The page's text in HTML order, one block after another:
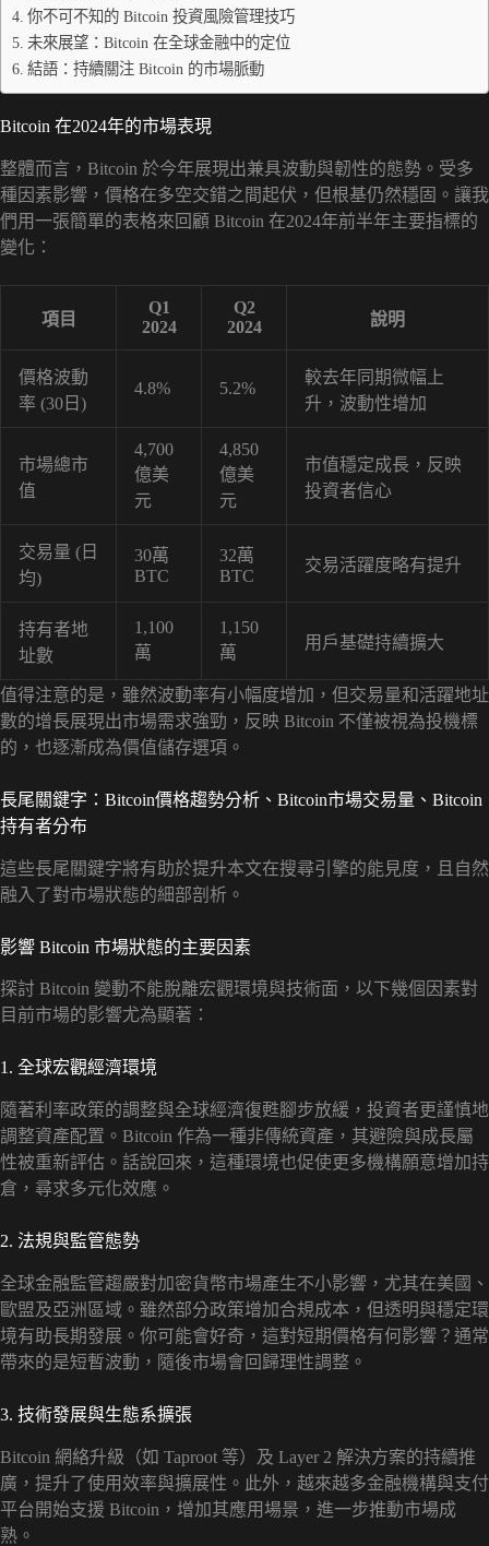
你不可不知的 Bitcoin 投資風險管理技巧
未來展望：Bitcoin 在全球金融中的定位
結語：持續關注 Bitcoin 的市場脈動
Bitcoin 在2024年的市場表現
整體而言，Bitcoin 於今年展現出兼具波動與韌性的態勢。受多
種因素影響，價格在多空交錯之間起伏，但根基仍然穩固。讓我
們用一張簡單的表格來回顧 Bitcoin 在2024年前半年主要指標的
變化：
項目
Q1
2024
Q2
2024
說明
價格波動
率 (30日)
4.8% 5.2%
較去年同期微幅上
升，波動性增加
市場總市
值
4,700
億美
元
4,850
億美
元
市值穩定成長，反映
投資者信心
交易量 (日
均)
30萬
BTC
32萬
BTC
交易活躍度略有提升
持有者地
址數
1,100
萬
1,150
萬
用戶基礎持續擴大
值得注意的是，雖然波動率有小幅度增加，但交易量和活躍地址
數的增長展現出市場需求強勁，反映 Bitcoin 不僅被視為投機標
的，也逐漸成為價值儲存選項。
長尾關鍵字：Bitcoin價格趨勢分析、Bitcoin市場交易量、Bitcoin
持有者分布
這些長尾關鍵字將有助於提升本文在搜尋引擎的能見度，且自然
融入了對市場狀態的細部剖析。
影響 Bitcoin 市場狀態的主要因素
探討 Bitcoin 變動不能脫離宏觀環境與技術面，以下幾個因素對
目前市場的影響尤為顯著：
1. 全球宏觀經濟環境
隨著利率政策的調整與全球經濟復甦腳步放緩，投資者更謹慎地
調整資產配置。Bitcoin 作為一種非傳統資產，其避險與成長屬
性被重新評估。話說回來，這種環境也促使更多機構願意增加持
倉，尋求多元化效應。
2. 法規與監管態勢
全球金融監管趨嚴對加密貨幣市場產生不小影響，尤其在美國、
歐盟及亞洲區域。雖然部分政策增加合規成本，但透明與穩定環
境有助長期發展。你可能會好奇，這對短期價格有何影響？通常
帶來的是短暫波動，隨後市場會回歸理性調整。
3. 技術發展與生態系擴張
Bitcoin 網絡升級（如 Taproot 等）及 Layer 2 解決方案的持續推
廣，提升了使用效率與擴展性。此外，越來越多金融機構與支付
平台開始支援 Bitcoin，增加其應用場景，進一步推動市場成
熟。